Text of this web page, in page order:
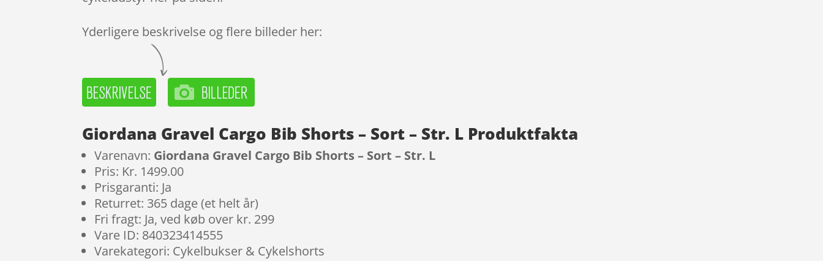
Yderligere beskrivelse og flere billeder her:
Giordana Gravel Cargo Bib Shorts – Sort – Str. L Produktfakta
Varenavn: Giordana Gravel Cargo Bib Shorts – Sort – Str. L
Pris: Kr. 1499.00
Prisgaranti: Ja
Returret: 365 dage (et helt år)
Fri fragt: Ja, ved køb over kr. 299
Vare ID: 840323414555
Varekategori: Cykelbukser & Cykelshorts